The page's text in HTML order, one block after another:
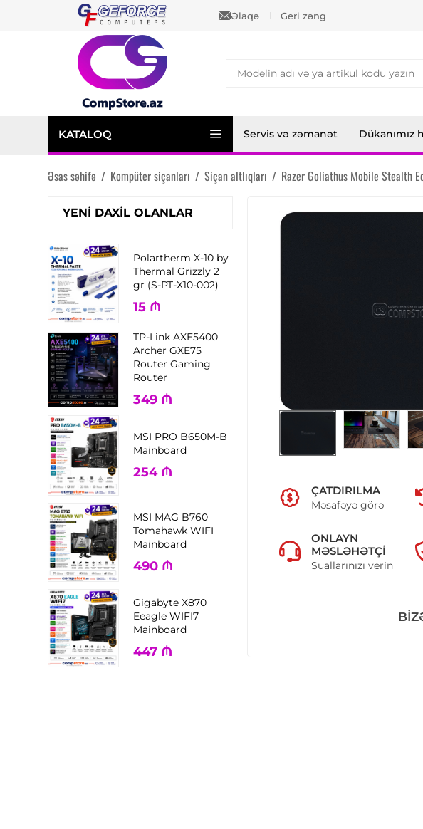
Əlaqə Geri zəng
KATALOQ Servis və zəmanət Dükanımız
Əsas səhifə / Kompüter siçanları / Siçan altlıqları / Razer Goliathus Mobile Stealth
YENI DAXIL OLANLAR
Polartherm X-10 by
Thermal Grizzly 2
gr (S-PT-X10-002)
15 ₼
TP-Link AXE5400
Archer GXE75
Router Gaming
Router
349 ₼
MSI PRO B650M-B
Mainboard
254 ₼
MSI MAG B760
Tomahawk WIFI
Mainboard
490 ₼
Gigabyte X870
Eeagle WIFI7
Mainboard
447 ₼
ÇATDIRILMA
Məsafəyə görə
ONLAYN
MƏSLƏHƏTÇI
Suallarınızı verin